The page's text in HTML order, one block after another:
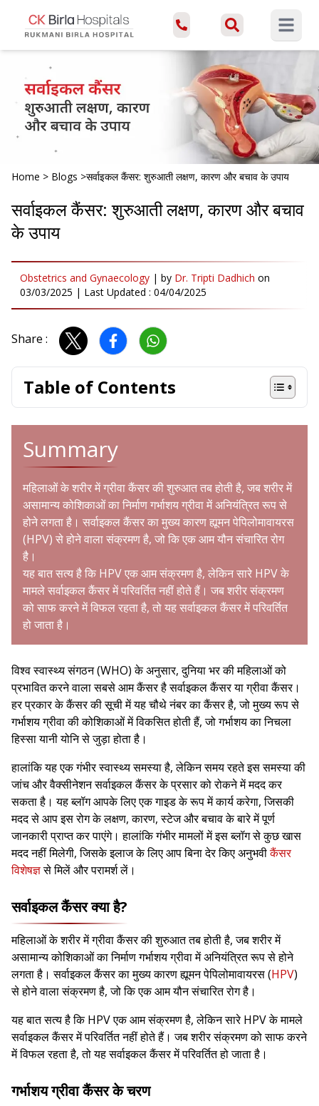
Open
Home > Blogs >सर्वाइकल कैंसर: शुरुआती लक्षण, कारण और बचाव के उपाय
सर्वाइकल कैंसर: शुरुआती लक्षण, कारण और बचाव
के उपाय
Obstetrics and Gynaecology | by Dr. Tripti Dadhich on
03/03/2025 | Last Updated : 04/04/2025
Share :
Table of Contents
Summary
महिलाओं के शरीर में ग्रीवा कैंसर की शुरुआत तब होती है, जब शरीर में
असामान्य कोशिकाओं का निर्माण गर्भाशय ग्रीवा में अनियंत्रित रूप से
होने लगता है। सर्वाइकल कैंसर का मुख्य कारण ह्यूमन पेपिलोमावायरस
(HPV) से होने वाला संक्रमण है, जो कि एक आम यौन संचारित रोग
है।
यह बात सत्य है कि HPV एक आम संक्रमण है, लेकिन सारे HPV के
मामले सर्वाइकल कैंसर में परिवर्तित नहीं होते हैं। जब शरीर संक्रमण
को साफ करने में विफल रहता है, तो यह सर्वाइकल कैंसर में परिवर्तित
हो जाता है।
विश्व स्वास्थ्य संगठन (WHO) के अनुसार, दुनिया भर की महिलाओं को
प्रभावित करने वाला सबसे आम कैंसर है सर्वाइकल कैंसर या ग्रीवा कैंसर।
हर प्रकार के कैंसर की सूची में यह चौथे नंबर का कैंसर है, जो मुख्य रूप से
गर्भाशय ग्रीवा की कोशिकाओं में विकसित होती हैं, जो गर्भाशय का निचला
हिस्सा यानी योनि से जुड़ा होता है।
हालांकि यह एक गंभीर स्वास्थ्य समस्या है, लेकिन समय रहते इस समस्या की
जांच और वैक्सीनेशन सर्वाइकल कैंसर के प्रसार को रोकने में मदद कर
सकता है। यह ब्लॉग आपके लिए एक गाइड के रूप में कार्य करेगा, जिसकी
मदद से आप इस रोग के लक्षण, कारण, स्टेज और बचाव के बारे में पूर्ण
जानकारी प्राप्त कर पाएंगे। हालांकि गंभीर मामलों में इस ब्लॉग से कुछ खास
मदद नहीं मिलेगी, जिसके इलाज के लिए आप बिना देर किए अनुभवीकैंसर
विशेषज्ञसे मिलें और परामर्श लें।
सर्वाइकल कैंसर क्या है?
महिलाओं के शरीर में ग्रीवा कैंसर की शुरुआत तब होती है, जब शरीर में
असामान्य कोशिकाओं का निर्माण गर्भाशय ग्रीवा में अनियंत्रित रूप से होने
लगता है। सर्वाइकल कैंसर का मुख्य कारण ह्यूमन पेपिलोमावायरस (HPV)
से होने वाला संक्रमण है, जो कि एक आम यौन संचारित रोग है।
यह बात सत्य है कि HPV एक आम संक्रमण है, लेकिन सारे HPV के मामले
सर्वाइकल कैंसर में परिवर्तित नहीं होते हैं। जब शरीर संक्रमण को साफ करने
में विफल रहता है, तो यह सर्वाइकल कैंसर में परिवर्तित हो जाता है।
गर्भाशय ग्रीवा कैंसर के चरण